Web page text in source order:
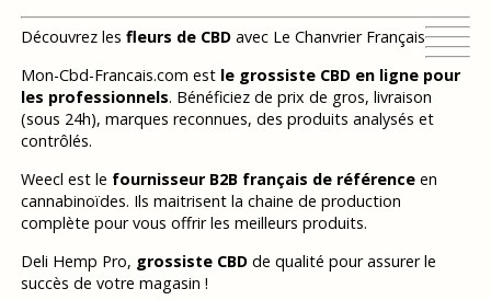
Découvrez les fleurs de CBDavec Le Chanvrier Français
Mon-Cbd-Francais.com est le grossiste CBD en ligne pour
les professionnels. Bénéficiez de prix de gros, livraison
(sous 24h), marques reconnues, des produits analysés et
contrôlés.
Weecl est le fournisseur B2B français de référenceen
cannabinoïdes. Ils maitrisent la chaine de production
complète pour vous offrir les meilleurs produits.
Deli Hemp Pro, grossiste CBDde qualité pour assurer le
succès de votre magasin !